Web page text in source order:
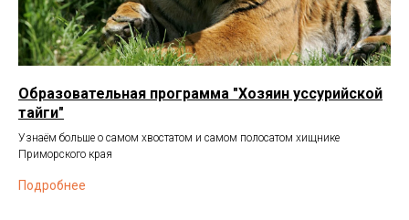
Образовательная программа "Хозяин уссурийской
тайги"
Узнаём больше о самом хвостатом и самом полосатом хищнике
Приморского края
Подробнее